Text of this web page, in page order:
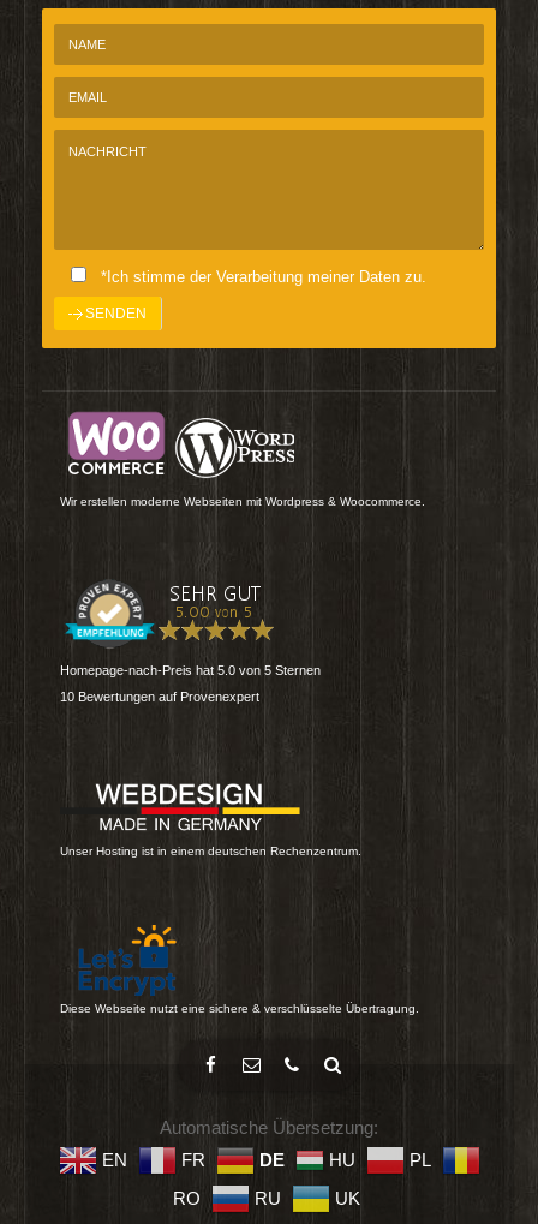
*Ich stimme der Verarbeitung meiner Daten zu.
Wir erstellen moderne Webseiten mit Wordpress & Woocommerce.
Homepage-nach-Preis hat 5.0 von 5 Sternen
10 Bewertungen auf Provenexpert
Unser Hosting ist in einem deutschen Rechenzentrum.
Diese Webseite nutzt eine sichere & verschlüsselte Übertragung.
Automatische Übersetzung:
EN
FR DE HU
PL
RO
RU UK